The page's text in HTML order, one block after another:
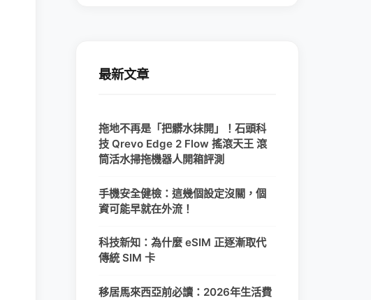
最新文章
拖地不再是「把髒水抹開」！石頭科
技 Qrevo Edge 2 Flow 搖滾天王 滾
筒活水掃拖機器人開箱評測
手機安全健檢：這幾個設定沒關，個
資可能早就在外流！
科技新知：為什麼 eSIM 正逐漸取代
傳統 SIM 卡
移居馬來西亞前必讀：2026年生活費